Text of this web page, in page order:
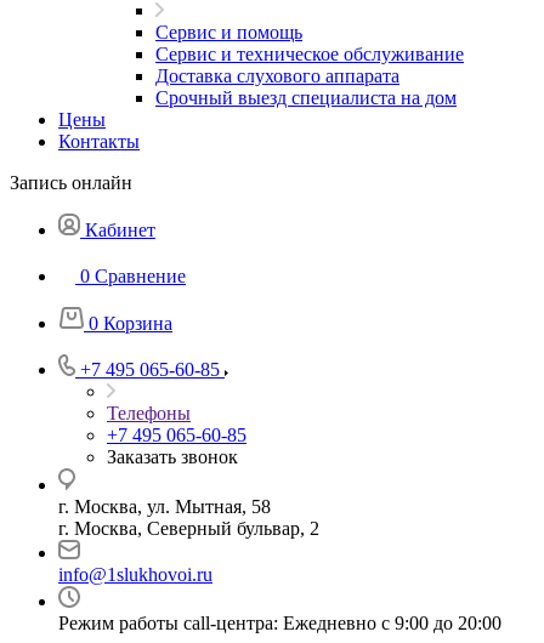
Сервис и помощь
Сервис и техническое обслуживание
Доставка слухового аппарата
Срочный выезд специалиста на дом
Цены
Контакты
Запись онлайн
Кабинет
0 Сравнение
0 Корзина
+7 495 065-60-85
Телефоны
+7 495 065-60-85
Заказать звонок
г. Москва, ул. Мытная, 58
г. Москва, Северный бульвар, 2
info@1slukhovoi.ru
Режим работы call-центра: Ежедневно с 9:00 до 20:00